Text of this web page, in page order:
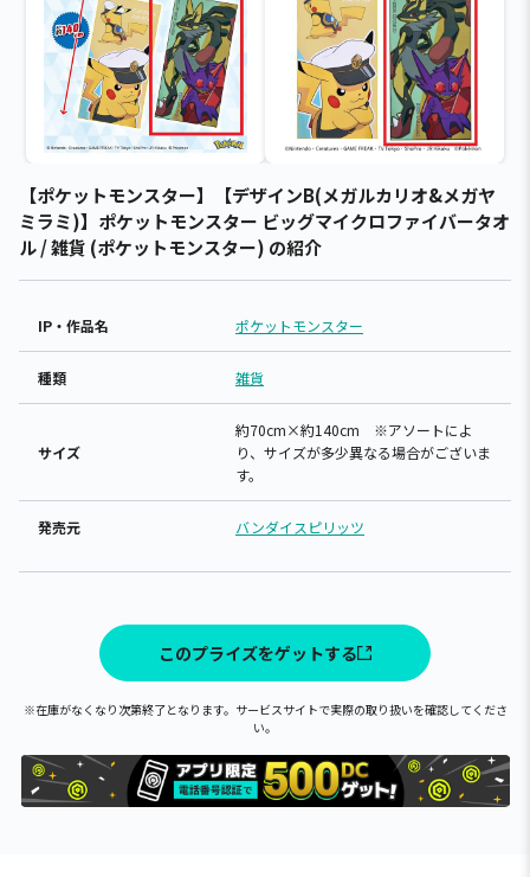
【ポケットモンスター】【デザインB(メガルカリオ&メガヤ
ミラミ)】ポケットモンスター ビッグマイクロファイバータオ
ル / 雑貨 (ポケットモンスター) の紹介
IP・作品名 ポケットモンスター
種類 雑貨
サイズ
約70cm×約140cm ※アソートによ
り、サイズが多少異なる場合がございま
す。
発売元 バンダイスピリッツ
このプライズをゲットする
※在庫がなくなり次第終了となります。サービスサイトで実際の取り扱いを確認してくださ
い。